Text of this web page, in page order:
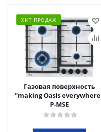
ХИТ ПРОДАЖ
Газовая поверхность
"making Oasis
P-MSE